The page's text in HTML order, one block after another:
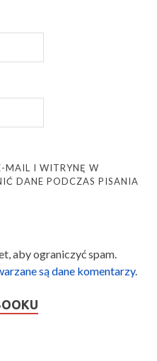
MAIL I WITRYNĘ W
DANE PODCZAS PISANIA
aby ograniczyć spam.
są dane komentarzy.